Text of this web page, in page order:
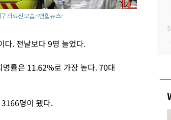
의료진 모습. <연합뉴스>
다. 전날보다 9명 늘었다.
률은 11.62%로 가장 높다. 70대
명이 됐다.
5